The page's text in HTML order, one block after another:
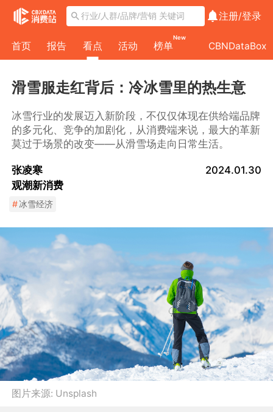
注册/登录
首页 报告 看点 活动 榜单
New
CBNDataBox
滑雪服走红背后：冷冰雪里的热生意
冰雪行业的发展迈入新阶段，不仅仅体现在供给端品牌
的多元化、竞争的加剧化，从消费端来说，最大的革新
莫过于场景的改变——从滑雪场走向日常生活。
张凌寒
观潮新消费
2024.01.30
#冰雪经济
图片来源: Unsplash